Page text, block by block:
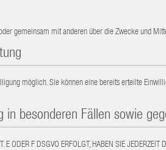
gemeinsam mit anderen über die Zwecke und
möglich. Sie können eine bereits erteilte
besonderen Fällen sowie
ODER F DSGVO ERFOLGT, HABEN SIE